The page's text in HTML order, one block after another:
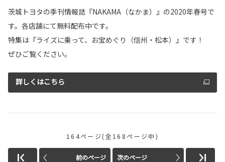
茨城トヨタの季刊情報誌『NAKAMA（なかま）』の2020年春号で
す。各店舗にて無料配布中です。
特集は『ライズに乗って、お宝めぐり（信州・松本）』です！
ぜひご覧ください。
詳しくはこちら
164ページ(全168ページ中)
前のページ 次のページ